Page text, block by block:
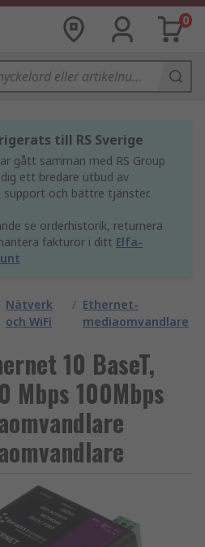
0
till RS Sverige
gått samman med RS Group
ett bredare utbud av
support och bättre tjänster.
se orderhistorik, returnera
fakturor i ditt Elfa-
Nätverk
och WiFi
/ Ethernet-
mediaomvandlare
10 BaseT,
Mbps 100Mbps